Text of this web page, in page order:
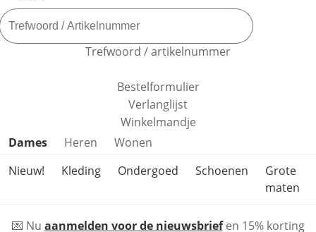
Trefwoord / artikelnummer
Bestelformulier
Verlanglijst
Winkelmandje
Productcategorieën overslaan
Dames Heren
Wonen
Nieuw!
Kleding Ondergoed Schoenen
Grote
maten
💌 Nu aanmelden voor de nieuwsbriefen 15% korting